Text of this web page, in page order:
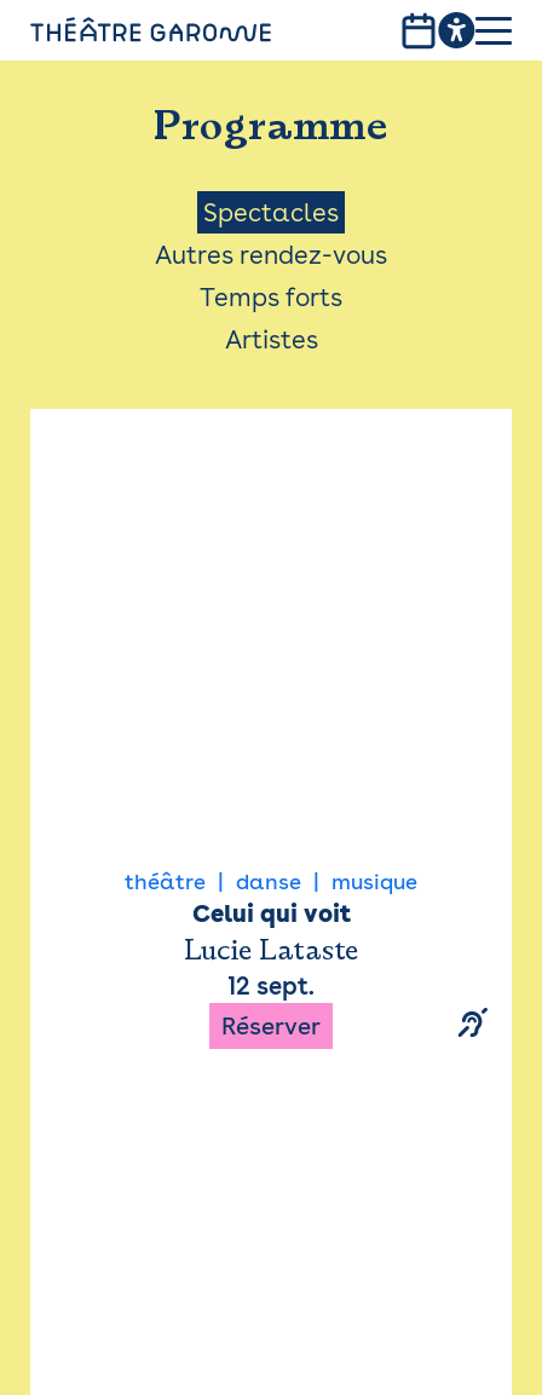
PROGRAMME
INFOS PRATIQUES
AVEC LES PUBLICS
ACCESSIBILITÉ
LES PRODUCTIONS
Programme
Menu
Saison
Spectacles
Autres rendez-vous
Temps forts
Artistes
théâtre danse musique
Celui qui voit
Lucie Lataste
12 sept.
Réserver